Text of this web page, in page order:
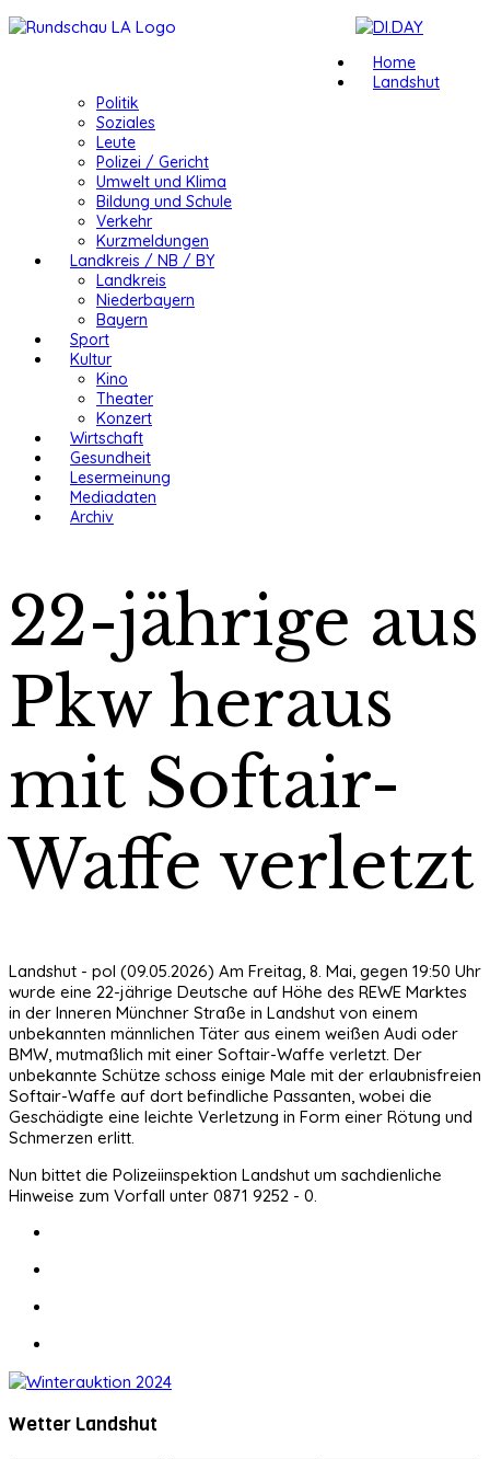
Home
Landshut
Politik
Soziales
Leute
Polizei / Gericht
Umwelt und Klima
Bildung und Schule
Verkehr
Kurzmeldungen
Landkreis / NB / BY
Landkreis
Niederbayern
Bayern
Sport
Kultur
Kino
Theater
Konzert
Wirtschaft
Gesundheit
Lesermeinung
Mediadaten
Archiv
22-jährige aus
Pkw heraus
mit Softair-
Waffe verletzt
Landshut - pol (09.05.2026) Am Freitag, 8. Mai, gegen 19:50 Uhr
wurde eine 22-jährige Deutsche auf Höhe des REWE Marktes
in der Inneren Münchner Straße in Landshut von einem
unbekannten männlichen Täter aus einem weißen Audi oder
BMW, mutmaßlich mit einer Softair-Waffe verletzt. Der
unbekannte Schütze schoss einige Male mit der erlaubnisfreien
Softair-Waffe auf dort befindliche Passanten, wobei die
Geschädigte eine leichte Verletzung in Form einer Rötung und
Schmerzen erlitt.
Nun bittet die Polizeiinspektion Landshut um sachdienliche
Hinweise zum Vorfall unter 0871 9252 - 0.
Wetter Landshut